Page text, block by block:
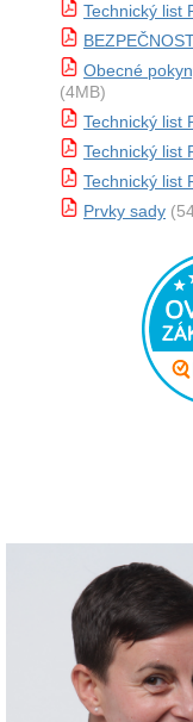
Technický list
Obecné
(4MB)
Technický list
Technický list
Technický list
Prvky sady